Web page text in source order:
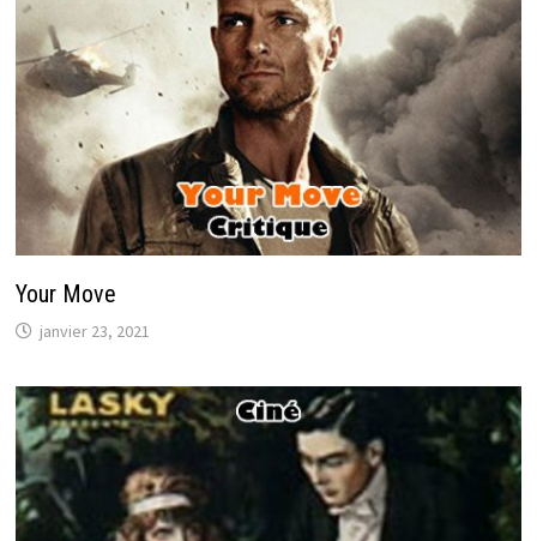
Your Move
janvier 23, 2021